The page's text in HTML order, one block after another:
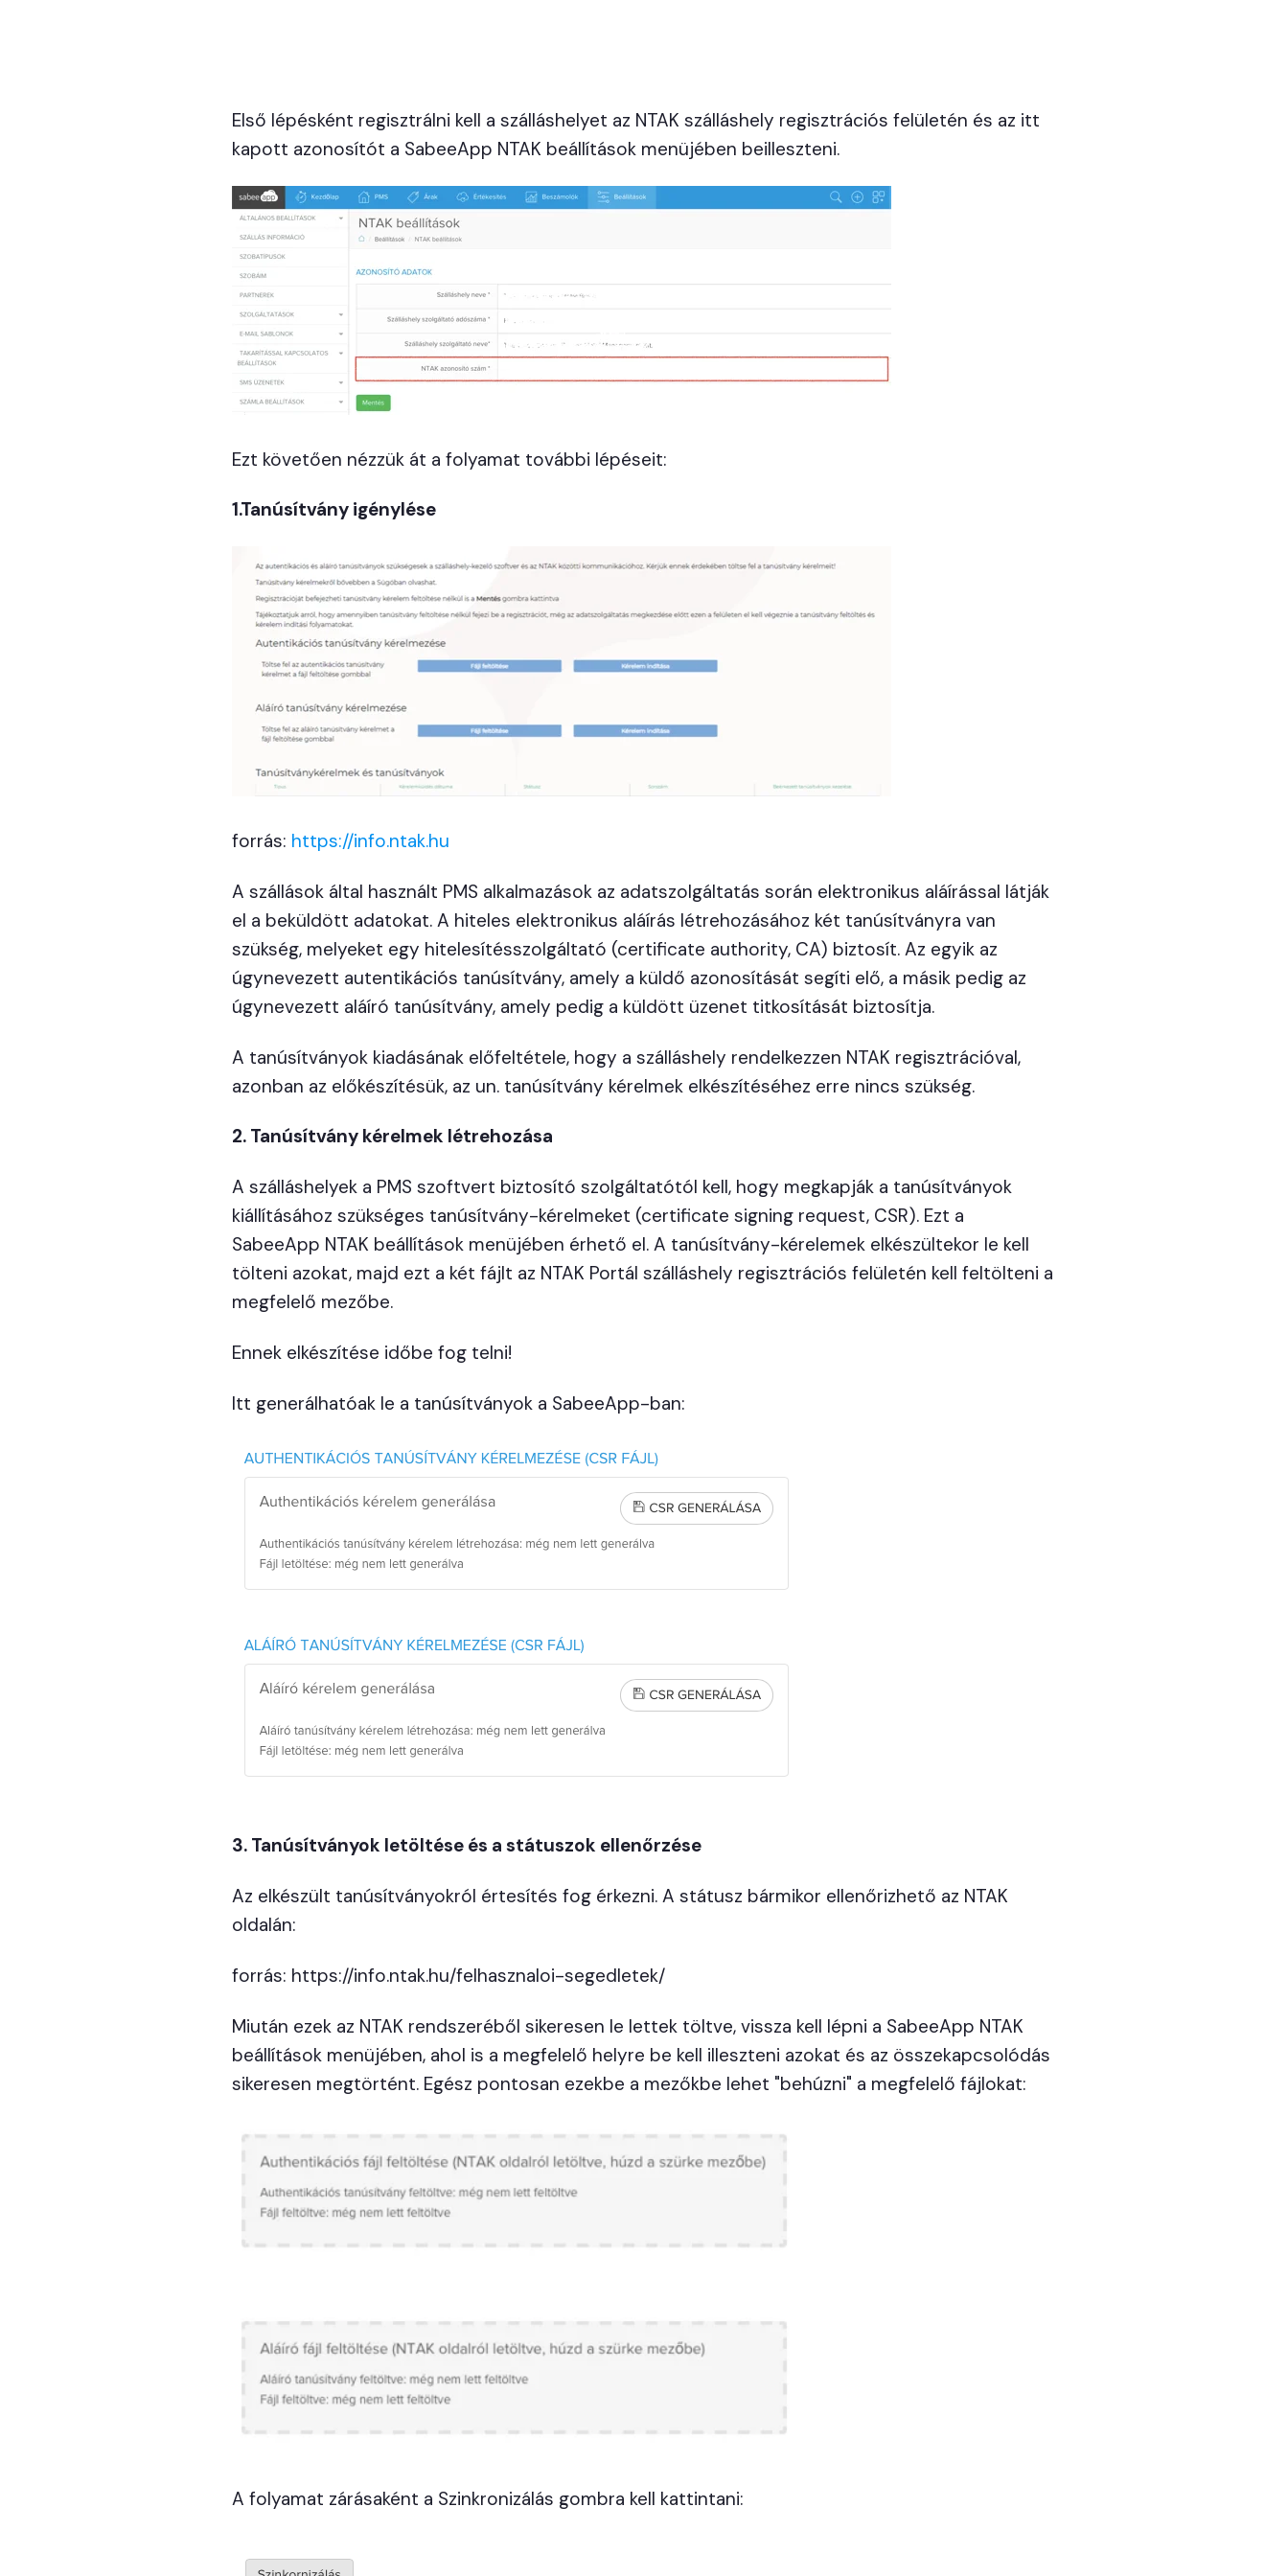
Első lépésként regisztrálni kell a szálláshelyet az NTAK szálláshely regisztrációs felületén és az itt
kapott azonosítót a SabeeApp NTAK beállítások menüjében beilleszteni.
Ezt követően nézzük át a folyamat további lépéseit:
1.Tanúsítvány igénylése
forrás: https://info.ntak.hu
A szállások által használt PMS alkalmazások az adatszolgáltatás során elektronikus aláírással látják
el a beküldött adatokat. A hiteles elektronikus aláírás létrehozásához két tanúsítványra van
szükség, melyeket egy hitelesítésszolgáltató (certificate authority, CA) biztosít. Az egyik az
úgynevezett autentikációs tanúsítvány, amely a küldő azonosítását segíti elő, a másik pedig az
úgynevezett aláíró tanúsítvány, amely pedig a küldött üzenet titkosítását biztosítja.
A tanúsítványok kiadásának előfeltétele, hogy a szálláshely rendelkezzen NTAK regisztrációval,
azonban az előkészítésük, az un. tanúsítvány kérelmek elkészítéséhez erre nincs szükség.
2. Tanúsítvány kérelmek létrehozása
A szálláshelyek a PMS szoftvert biztosító szolgáltatótól kell, hogy megkapják a tanúsítványok
kiállításához szükséges tanúsítvány-kérelmeket (certificate signing request, CSR). Ezt a
SabeeApp NTAK beállítások menüjében érhető el. A tanúsítvány-kérelemek elkészültekor le kell
tölteni azokat, majd ezt a két fájlt az NTAK Portál szálláshely regisztrációs felületén kell feltölteni a
megfelelő mezőbe.
Ennek elkészítése időbe fog telni!
Itt generálhatóak le a tanúsítványok a SabeeApp-ban:
3. Tanúsítványok letöltése és a státuszok ellenőrzése
Az elkészült tanúsítványokról értesítés fog érkezni. A státusz bármikor ellenőrizhető az NTAK
oldalán:
forrás: https://info.ntak.hu/felhasznaloi-segedletek/
Miután ezek az NTAK rendszeréből sikeresen le lettek töltve, vissza kell lépni a SabeeApp NTAK
beállítások menüjében, ahol is a megfelelő helyre be kell illeszteni azokat és az összekapcsolódás
sikeresen megtörtént. Egész pontosan ezekbe a mezőkbe lehet "behúzni" a megfelelő fájlokat:
A folyamat zárásaként a Szinkronizálás gombra kell kattintani: